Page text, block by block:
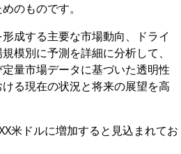
のものです。
成する主要な市場動向、ドライ
模別に予測を詳細に分析して、
量市場データに基づいた透明性
る現在の状況と将来の展望を高
米ドルに増加すると見込まれてお